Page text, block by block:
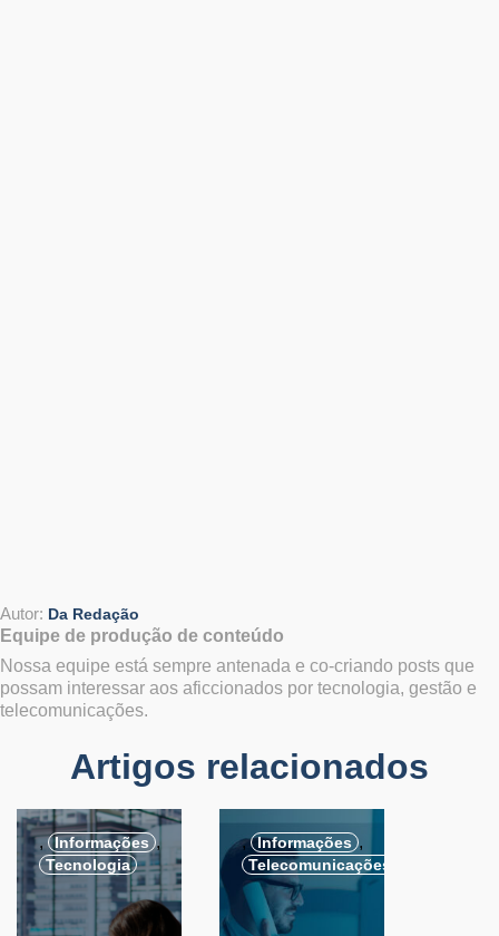
Autor: Da Redação
Equipe de produção de conteúdo
Nossa equipe está sempre antenada e co-criando posts que
possam interessar aos aficcionados por tecnologia, gestão e
telecomunicações.
Artigos relacionados
, Informações ,
Tecnologia
, Informações ,
Telecomunicações